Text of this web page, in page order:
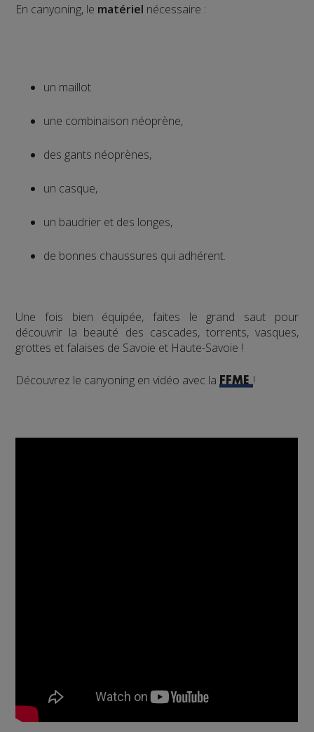
En canyoning, le matériel nécessaire :
un maillot
une combinaison néoprène,
des gants néoprènes,
un casque,
un baudrier et des longes,
de bonnes chaussures qui adhérent.
Une fois bien équipée, faites le grand saut pour
découvrir la beauté des cascades, torrents, vasques,
grottes et falaises de Savoie et Haute-Savoie !
Découvrez le canyoning en vidéo avec la FFME !